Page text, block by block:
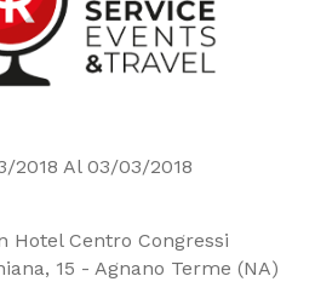
2018 Al 03/03/2018
Hotel Centro Congressi
15 - Agnano Terme (NA)